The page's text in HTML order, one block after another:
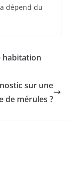
dépend du
habitation
sur une
de mérules ?